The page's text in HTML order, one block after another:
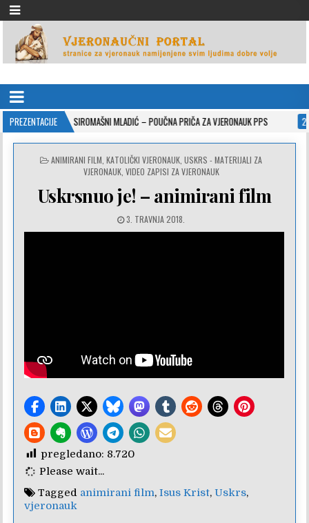
VJERONAUČNI PORTAL
PREZENTACIJE
26 SIROMAŠNI MLADIĆ – POUČNA PRIČA ZA VJERONAUK PPS 2021-05-02
POSTED
ANIMIRANI FILM KATOLIČKI VJERONAUK USKRS - MATERIJALI ZA
VJERONAUK, VIDEO ZAPISI ZA VJERONAUK
Uskrsnuo je! – animirani film
3. TRAVNJA 2018.
pregledano: 8.720
Please wait...
Tagged animirani film,Isus Krist,Uskrs,
vjeronauk